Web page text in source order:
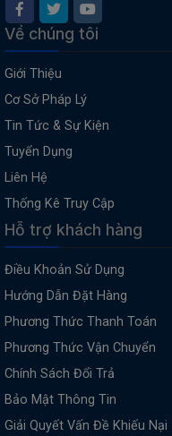
Về chúng tôi
Giới Thiệu
Cơ Sở Pháp Lý
Tin Tức & Sự Kiện
Tuyển Dụng
Liên Hệ
Thống Kê Truy Cập
Hỗ trợ khách hàng
Điều Khoản Sử Dụng
Hướng Dẫn Đặt Hàng
Phương Thức Thanh Toán
Phương Thức Vận Chuyển
Chính Sách Đổi Trả
Bảo Mật Thông Tin
Giải Quyết Vấn Đề Khiếu Nại